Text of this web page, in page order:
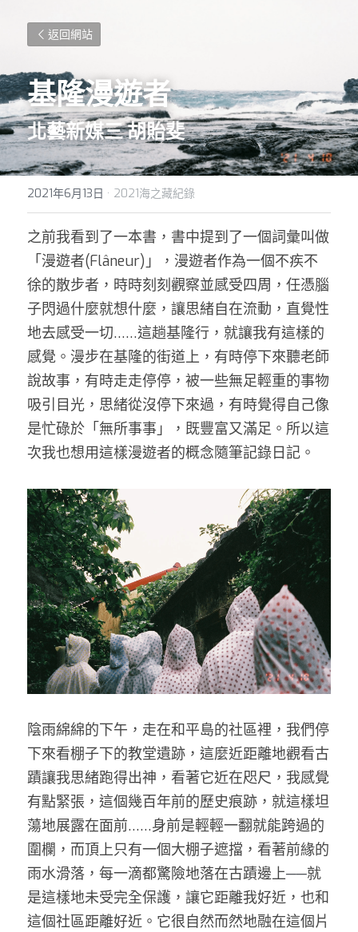
返回網站
基隆漫遊者
北藝新媒三 胡貽斐
2021年6月13日 · 2021海之藏紀錄
之前我看到了一本書，書中提到了一個詞彙叫做
「漫遊者(Flâneur)」，漫遊者作為一個不疾不
徐的散步者，時時刻刻觀察並感受四周，任憑腦
子閃過什麼就想什麼，讓思緒自在流動，直覺性
地去感受一切……這趟基隆行，就讓我有這樣的
感覺。漫步在基隆的街道上，有時停下來聽老師
說故事，有時走走停停，被一些無足輕重的事物
吸引目光，思緒從沒停下來過，有時覺得自己像
是忙碌於「無所事事」，既豐富又滿足。所以這
次我也想用這樣漫遊者的概念隨筆記錄日記。
陰雨綿綿的下午，走在和平島的社區裡，我們停
下來看棚子下的教堂遺跡，這麼近距離地觀看古
蹟讓我思緒跑得出神，看著它近在咫尺，我感覺
有點緊張，這個幾百年前的歷史痕跡，就這樣坦
蕩地展露在面前……身前是輕輕一翻就能跨過的
圍欄，而頂上只有一個大棚子遮擋，看著前緣的
雨水滑落，每一滴都驚險地落在古蹟邊上──就
是這樣地未受完全保護，讓它距離我好近，也和
這個社區距離好近。它很自然而然地融在這個片